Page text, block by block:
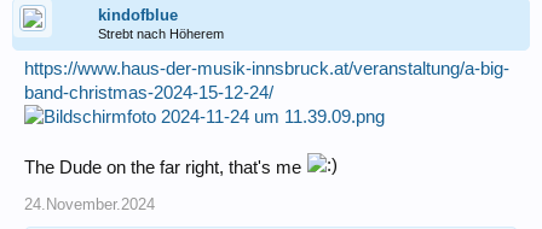
kindofblue
Strebt nach Höherem
https://www.haus-der-musik-innsbruck.at/veranstaltung/a-big-
band-christmas-2024-15-12-24/
The Dude on the far right, that's me
24.November.2024